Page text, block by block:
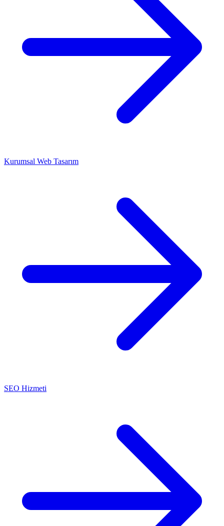
Kurumsal Web Tasarım
SEO Hizmeti